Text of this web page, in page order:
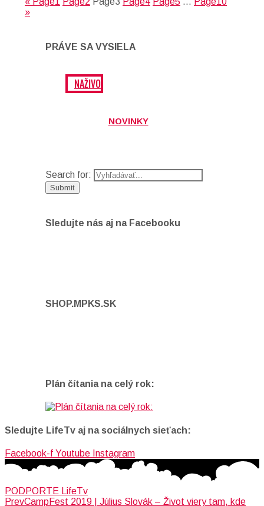
»
PRÁVE SA VYSIELA
NAŽIVO
NOVINKY
Search for:
Sledujte nás aj na Facebooku
SHOP.MPKS.SK
Plán čítania na celý rok:
Sledujte LifeTv aj na sociálnych sieťach:
Facebook-f Youtube Instagram
PODPORTE LifeTv
PrevCampFest 2019 | Július Slovák – Život viery tam, kde